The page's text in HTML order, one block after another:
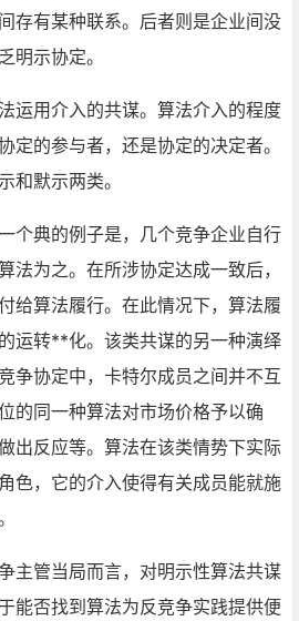
存有某种联系。后者则是企业间没
明示协定。
运用介入的共谋。算法介入的程度
定的参与者，还是协定的决定者。
和默示两类。
个典的例子是，几个竞争企业自行
法为之。在所涉协定达成一致后，
给算法履行。在此情况下，算法履
运转**化。该类共谋的另一种演绎
争协定中，卡特尔成员之间并不互
的同一种算法对市场价格予以确
出反应等。算法在该类情势下实际
色，它的介入使得有关成员能就施
主管当局而言，对明示性算法共谋
能否找到算法为反竞争实践提供便